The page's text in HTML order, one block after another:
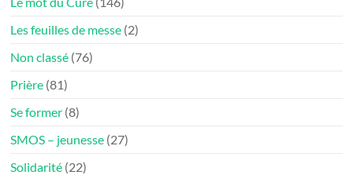
Les feuilles de messe (2)
Non classé (76)
Prière (81)
Se former (8)
SMOS – jeunesse (27)
Solidarité (22)